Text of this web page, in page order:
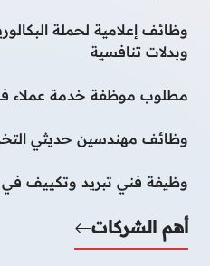
وظائف إعلامية لحملة
وبدلات تنافسية
مطلوب موظفة خدمة عملاء
وظائف مهندسين حديثي
وظيفة فني تبريد وتكييف
أهم الشركات